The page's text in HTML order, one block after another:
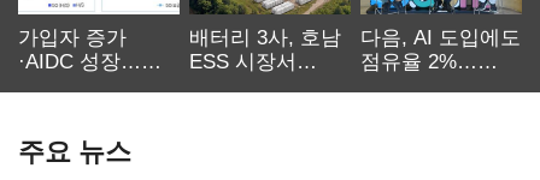
가입자 증가
·AIDC 성장…
배터리 3사, 호남
ESS 시장서
다음, AI 도입에도
점유율 2%…
주요 뉴스